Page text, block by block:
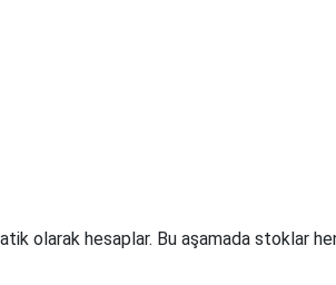
olarak hesaplar. Bu aşamada stoklar